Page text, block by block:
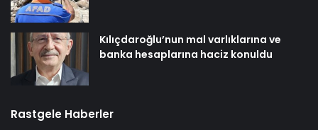
Kılıçdaroğlu’nun mal varlıklarına ve
banka hesaplarına haciz konuldu
Rastgele Haberler